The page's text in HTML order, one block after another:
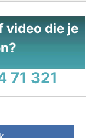
video die je
71 321